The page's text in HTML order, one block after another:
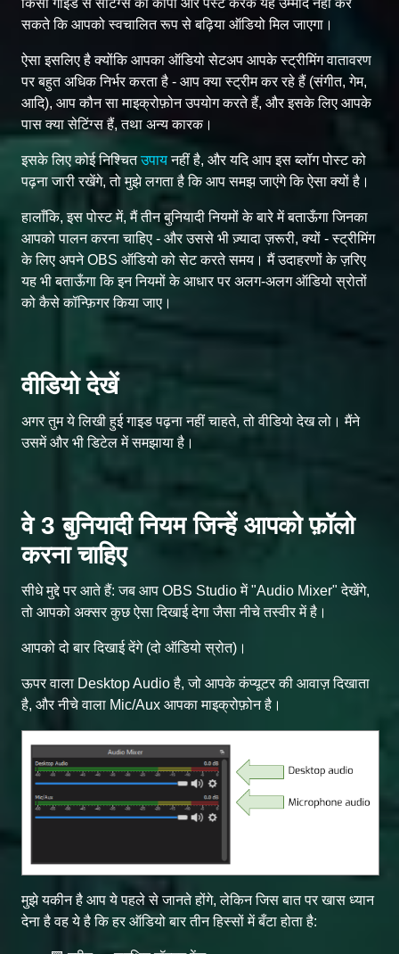
किसी गाइड से सेटिंग्स को कॉपी और पेस्ट करके यह उम्मीद नहीं कर
सकते कि आपको स्वचालित रूप से बढ़िया ऑडियो मिल जाएगा।
ऐसा इसलिए है क्योंकि आपका ऑडियो सेटअप आपके स्ट्रीमिंग वातावरण
पर बहुत अधिक निर्भर करता है - आप क्या स्ट्रीम कर रहे हैं (संगीत, गेम,
आदि), आप कौन सा माइक्रोफ़ोन उपयोग करते हैं, और इसके लिए आपके
पास क्या सेटिंग्स हैं, तथा अन्य कारक।
इसके लिए कोई निश्चितउपायनहीं है, और यदि आप इस ब्लॉग पोस्ट को
पढ़ना जारी रखेंगे, तो मुझे लगता है कि आप समझ जाएंगे कि ऐसा क्यों है।
हालाँकि, इस पोस्ट में, मैं तीन बुनियादी नियमों के बारे में बताऊँगा जिनका
आपको पालन करना चाहिए - और उससे भी ज़्यादा ज़रूरी, क्यों - स्ट्रीमिंग
के लिए अपने OBS ऑडियो को सेट करते समय। मैं उदाहरणों के ज़रिए
यह भी बताऊँगा कि इन नियमों के आधार पर अलग-अलग ऑडियो स्रोतों
को कैसे कॉन्फ़िगर किया जाए।
वीडियो देखें
अगर तुम ये लिखी हुई गाइड पढ़ना नहीं चाहते, तो वीडियो देख लो। मैंने
उसमें और भी डिटेल में समझाया है।
वे 3 बुनियादी नियम जिन्हें आपको फ़ॉलो
करना चाहिए
सीधे मुद्दे पर आते हैं: जब आप OBS Studio में "Audio Mixer" देखेंगे,
तो आपको अक्सर कुछ ऐसा दिखाई देगा जैसा नीचे तस्वीर में है।
आपको दो बार दिखाई देंगे (दो ऑडियो स्रोत)।
ऊपर वाला Desktop Audio है, जो आपके कंप्यूटर की आवाज़ दिखाता
है, और नीचे वाला Mic/Aux आपका माइक्रोफ़ोन है।
मुझे यकीन है आप ये पहले से जानते होंगे, लेकिन जिस बात पर खास ध्यान
देना है वह ये है कि हर ऑडियो बार तीन हिस्सों में बँटा होता है: